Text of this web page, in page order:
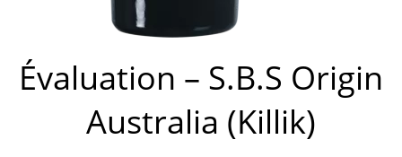
Évaluation – S.B.S Origin
Australia (Killik)